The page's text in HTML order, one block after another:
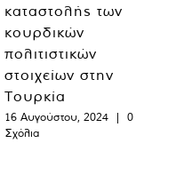
καταστολής των
κουρδικών
πολιτιστικών
στοιχείων στην
Τουρκία
16 Αυγούστου, 2024 |
0
Σχόλια